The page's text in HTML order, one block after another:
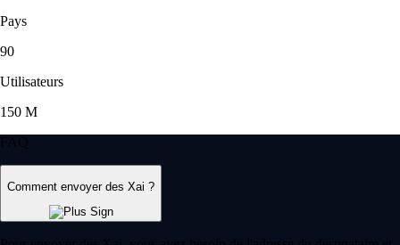
Pays
90
Utilisateurs
150 M
FAQ
Comment envoyer des Xai ?